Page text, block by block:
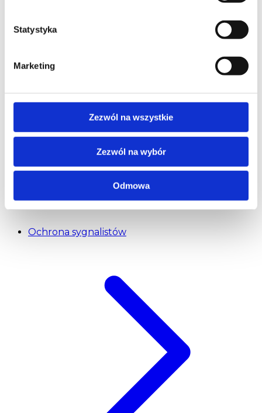
Statystyka
Marketing
Zezwól na wszystkie
Zezwól na wybór
Odmowa
Ochrona sygnalistów